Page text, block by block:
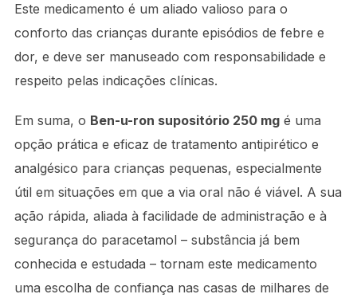
Este medicamento é um aliado valioso para o
conforto das crianças durante episódios de febre e
dor, e deve ser manuseado com responsabilidade e
respeito pelas indicações clínicas.
Em suma, o Ben-u-ron supositório 250 mgé uma
opção prática e eficaz de tratamento antipirético e
analgésico para crianças pequenas, especialmente
útil em situações em que a via oral não é viável. A sua
ação rápida, aliada à facilidade de administração e à
segurança do paracetamol – substância já bem
conhecida e estudada – tornam este medicamento
uma escolha de confiança nas casas de milhares de